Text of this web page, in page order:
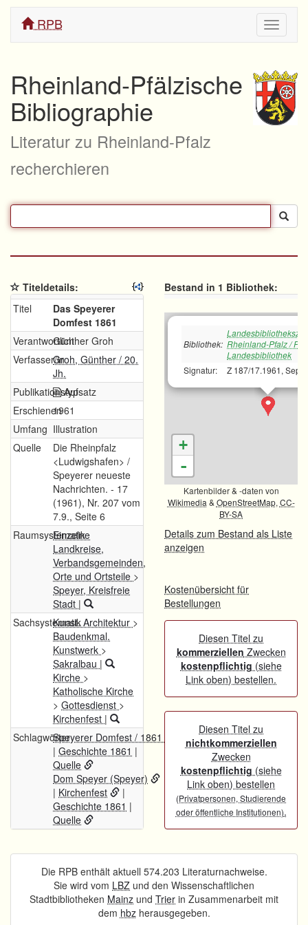
ein/
RPB
Rheinland-Pfälzische
Bibliographie
Literatur zu Rheinland-Pfalz
recherchieren
Titeldetails:
Titel
Das Speyerer
Domfest 1861
VerantwortlichGünther Groh
Verfasser/inGroh, Günther / 20.
Jh.
PublikationstypAufsatz
Erschienen1961
Umfang Illustration
Quelle
Die Rheinpfalz
<Ludwigshafen> /
Speyerer neueste
Nachrichten. - 17
(1961), Nr. 207 vom
7.9., Seite 6
Raumsystematik
Einzelne
Landkreise,
Verbandsgemeinden,
Orte und Ortsteile >
Speyer, Kreisfreie
Stadt |
SachsystematikKunst. Architektur >
Baudenkmal.
Kunstwerk >
Sakralbau |
Kirche >
Katholische Kirche
> Gottesdienst >
Kirchenfest |
SchlagwörterSpeyerer Domfest / 1861 / Speyer
| Geschichte 1861 |
Quelle
Dom Speyer (Speyer)
| Kirchenfest
|
Geschichte 1861 |
Quelle
Bestand in 1 Bibliothek:
Bibliothek: Rheinland-Pfalz /
Landesbibliothek
Signatur:
Z 187/17.1961, Sept.
+
-
Kartenbilder & -daten von
Wikimedia & OpenStreetMap, CC-
BY-SA
Details zum Bestand als Liste
anzeigen
Kostenübersicht für
Bestellungen
Diesen Titel zu
kommerziellen Zwecken
kostenpflichtig (siehe
Link oben) bestellen.
Diesen Titel zu
nichtkommerziellen
Zwecken
kostenpflichtig (siehe
Link oben) bestellen
(Privatpersonen, Studierende
oder öffentliche Institutionen).
Die RPB enthält aktuell 574.203 Literaturnachweise.
Sie wird vom LBZ und den Wissenschaftlichen
Stadtbibliotheken Mainz und Trier in Zusammenarbeit mit
dem hbzherausgegeben.